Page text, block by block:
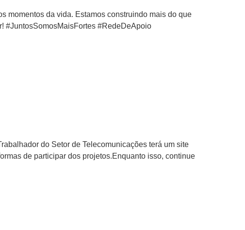
momentos da vida. Estamos construindo mais do que
#JuntosSomosMaisFortes #RedeDeApoio
do Setor de Telecomunicações terá um site
de participar dos projetos.Enquanto isso, continue